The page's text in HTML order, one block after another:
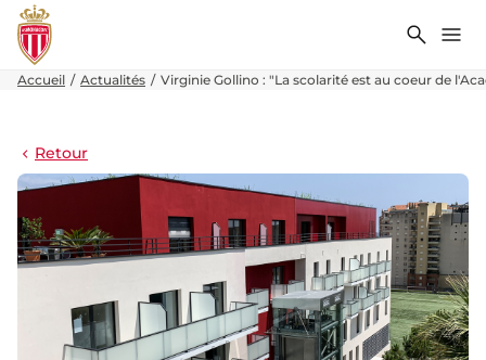
Accueil Actualités Virginie Gollino : "La scolarité est au coeur de
Retour